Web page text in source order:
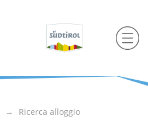
Ricerca alloggio